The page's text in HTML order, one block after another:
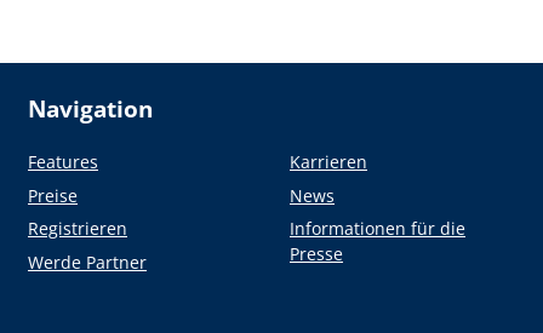
Navigation
Features
Preise
Registrieren
Werde Partner
Karrieren
News
Informationen für die
Presse